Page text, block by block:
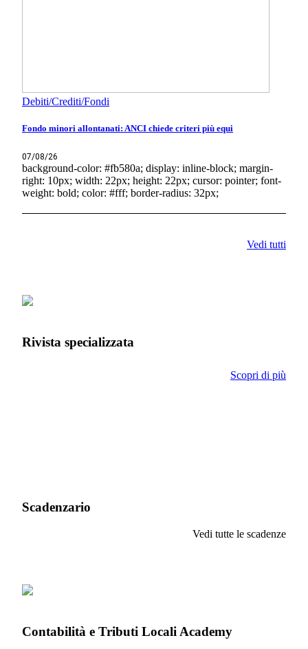
Debiti/Crediti/Fondi
Fondo minori allontanati: ANCI chiede criteri più equi
07/08/26
background-color: #fb580a; display: inline-block; margin-
right: 10px; width: 22px; height: 22px; cursor: pointer; font-
weight: bold; color: #fff; border-radius: 32px;
Vedi tutti
Rivista specializzata
Scopri di più
Scadenzario
Vedi tutte le scadenze
Contabilità e Tributi Locali Academy